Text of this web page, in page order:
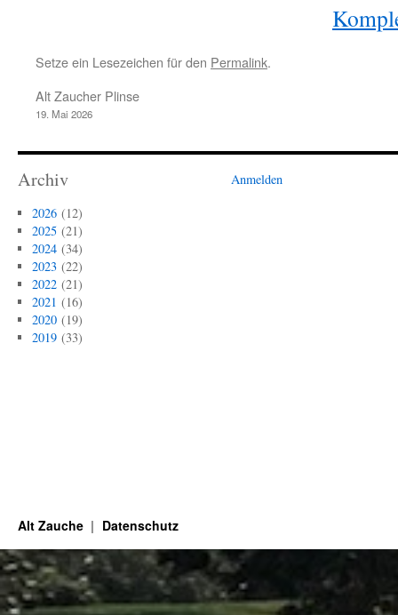
Setze ein Lesezeichen für den Permalink.
Alt Zaucher Plinse
19. Mai 2026
Archiv
2026(12)
2025(21)
2024(34)
2023(22)
2022(21)
2021 (16)
2020(19)
2019(33)
Anmelden
Alt Zauche Datenschutz